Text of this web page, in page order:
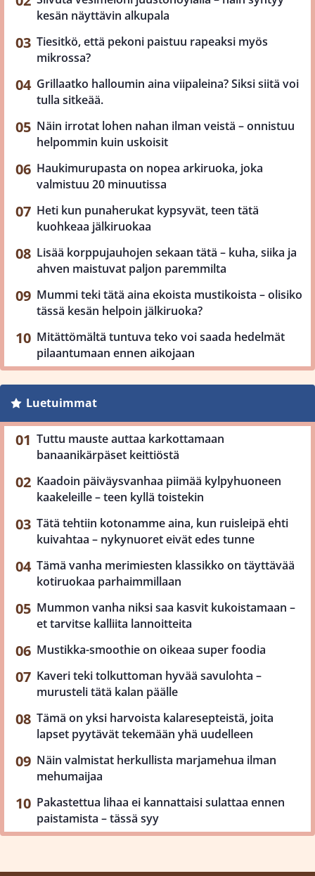
kesän näyttävin alkupala
Tiesitkö, että pekoni paistuu rapeaksi myös
mikrossa?
Grillaatko halloumin aina viipaleina? Siksi siitä voi
tulla sitkeää.
Näin irrotat lohen nahan ilman veistä – onnistuu
helpommin kuin uskoisit
Haukimurupasta on nopea arkiruoka, joka
valmistuu 20 minuutissa
Heti kun punaherukat kypsyvät, teen tätä
kuohkeaa jälkiruokaa
Lisää korppujauhojen sekaan tätä – kuha, siika ja
ahven maistuvat paljon paremmilta
Mummi teki tätä aina ekoista mustikoista – olisiko
tässä kesän helpoin jälkiruoka?
Mitättömältä tuntuva teko voi saada hedelmät
pilaantumaan ennen aikojaan
Luetuimmat
Tuttu mauste auttaa karkottamaan
banaanikärpäset keittiöstä
Kaadoin päiväysvanhaa piimää kylpyhuoneen
kaakeleille – teen kyllä toistekin
Tätä tehtiin kotonamme aina, kun ruisleipä ehti
kuivahtaa – nykynuoret eivät edes tunne
Tämä vanha merimiesten klassikko on täyttävää
kotiruokaa parhaimmillaan
Mummon vanha niksi saa kasvit kukoistamaan –
et tarvitse kalliita lannoitteita
Mustikka-smoothie on oikeaa super foodia
Kaveri teki tolkuttoman hyvää savulohta –
murusteli tätä kalan päälle
Tämä on yksi harvoista kalaresepteistä, joita
lapset pyytävät tekemään yhä uudelleen
Näin valmistat herkullista marjamehua ilman
mehumaijaa
Pakastettua lihaa ei kannattaisi sulattaa ennen
paistamista – tässä syy